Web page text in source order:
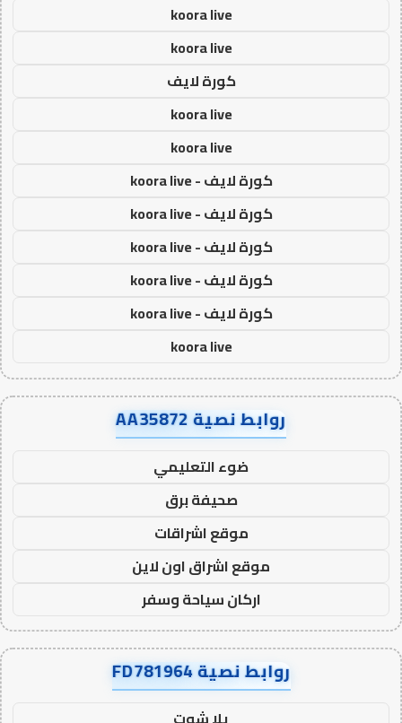
koora live
koora live
كورة لايف
koora live
koora live
كورة لايف - koora live
كورة لايف - koora live
كورة لايف - koora live
كورة لايف - koora live
كورة لايف - koora live
koora live
روابط نصية AA35872
ضوء التعليمي
صحيفة برق
موقع اشراقات
موقع اشراق اون لاين
اركان سياحة وسفر
روابط نصية FD781964